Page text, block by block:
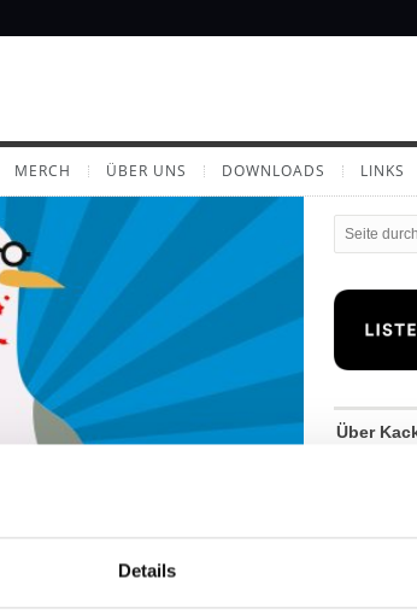
Details
MERCH ÜBER UNS DOWNLOADS LINKS
Über
Wenn
hat Darth
Instanzen